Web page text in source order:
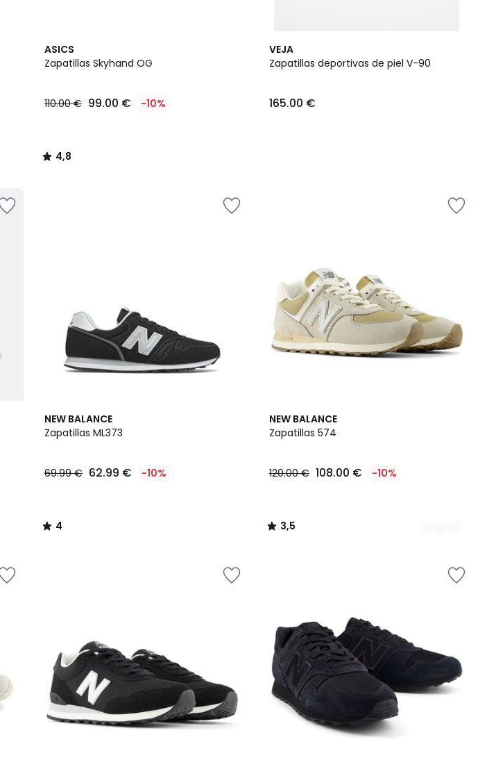
ASICS
Zapatillas Skyhand OG
110.00 € 99.00 € -10%
4,8
/ 5
4,8
/
VEJA
Zapatillas deportivas de piel V-90
165.00 €
NEW BALANCE
Zapatillas ML373
69.99 € 62.99 € -10%
4
/
4
/
NEW BALANCE
Zapatillas 574
120.00 € 108.00 € -10%
3,5
/ 5
2
Colores
3,5
/